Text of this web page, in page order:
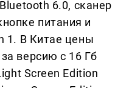
6.0, сканер
питания и
1. В Китае цены
версию с 16 Гб
Screen Edition